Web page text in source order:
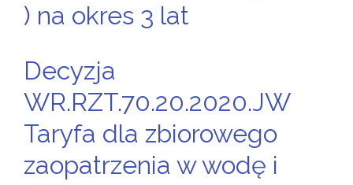
) na okres 3 lat
Decyzja
WR.RZT.70.20.2020.JW
Taryfa dla zbiorowego
zaopatrzenia w wodę i